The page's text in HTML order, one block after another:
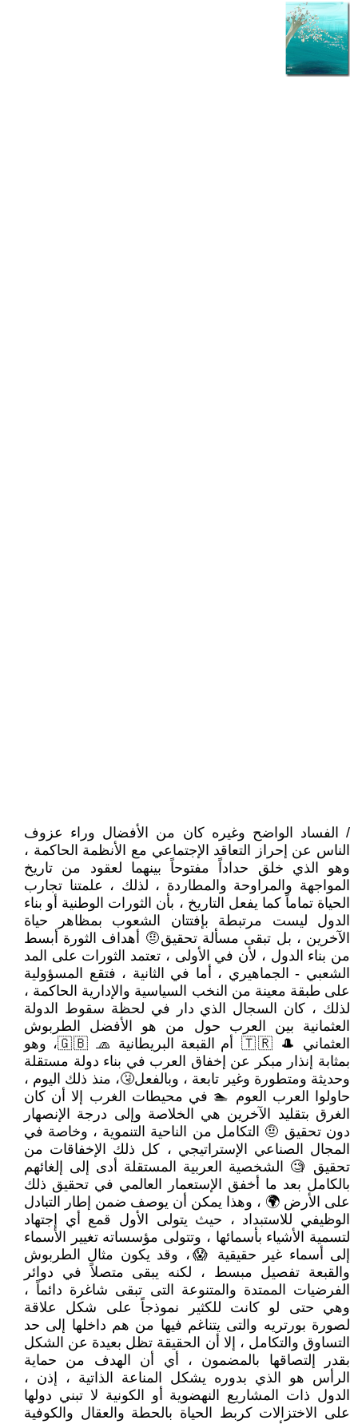
/ الفساد الواضح وغيره كان من الأفضال وراء عزوف
الناس عن إحراز التعاقد الإجتماعي مع الأنظمة الحاكمة ،
وهو الذي خلق حداداً مفتوحاً بينهما لعقود من تاريخ
المواجهة والمراوحة والمطاردة ، لذلك ، علمتنا تجارب
الحياة تماماً كما يفعل التاريخ ، بأن الثورات الوطنية أو بناء
الدول ليست مرتبطة بإفتتان الشعوب بمظاهر حياة
الآخرين ، بل تبقى مسألة تحقيق🤨 أهداف الثورة أبسط
من بناء الدول ، لأن في الأولى ، تعتمد الثورات على المد
الشعبي - الجماهيري ، أما في الثانية ، فتقع المسؤولية
على طبقة معينة من النخب السياسية والإدارية الحاكمة ،
لذلك ، كان السجال الذي دار في لحظة سقوط الدولة
العثمانية بين العرب حول من هو الأفضل الطربوش
العثماني 🎩 🇹🇷 أم القبعة البريطانية 🧢 🇬🇧، وهو
بمثابة إنذار مبكر عن إخفاق العرب في بناء دولة مستقلة
وحديثة ومتطورة وغير تابعة ، وبالفعل🤧، منذ ذلك اليوم ،
حاولوا العرب العوم 🏊 في محيطات الغرب إلا أن كان
الغرق بتقليد الآخرين هي الخلاصة وإلى درجة الإنصهار
دون تحقيق 🤨 التكامل من الناحية التنموية ، وخاصة في
المجال الصناعي الإستراتيجي ، كل ذلك الإخفاقات من
تحقيق 🧐 الشخصية العربية المستقلة أدى إلى إلغائهم
بالكامل بعد ما أخفق الإستعمار العالمي في تحقيق ذلك
على الأرض 🌍 ، وهذا يمكن أن يوصف ضمن إطار التبادل
الوظيفي للاستبداد ، حيث يتولى الأول قمع أي إجتهاد
لتسمية الأشياء بأسمائها ، وتتولى مؤسساته تغيير الأسماء
إلى أسماء غير حقيقية 😱، وقد يكون مثال الطربوش
والقبعة تفصيل مبسط ، لكنه يبقى متصلاً في دوائر
الفرضيات الممتدة والمتنوعة التى تبقى شاغرة دائماً ،
وهي حتى لو كانت للكثير نموذجاً على شكل علاقة
لصورة بورتريه والتى يتناغم فيها من هم داخلها إلى حد
التساوق والتكامل ، إلا أن الحقيقة تظل بعيدة عن الشكل
بقدر إلتصاقها بالمضمون ، أي أن الهدف من حماية
الرأس هو الذي بدوره يشكل المناعة الذاتية ، إذن ،
الدول ذات المشاريع النهضوية أو الكونية لا تبني دولها
على الاختزالات كربط الحياة بالحطة والعقال والكوفية